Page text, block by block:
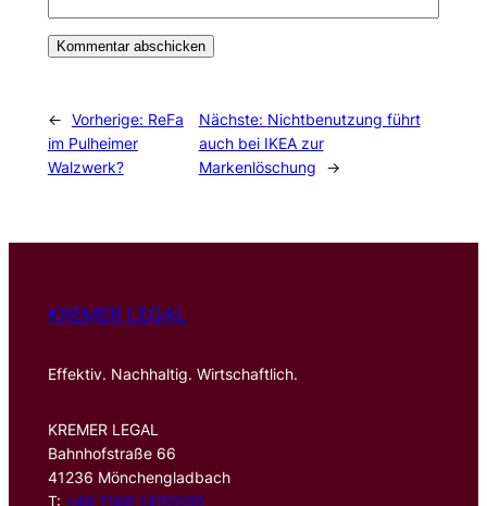
← Vorherige: ReFa
im Pulheimer
Walzwerk?
Nächste: Nichtbenutzung führt
auch bei IKEA zur
Markenlöschung
→
KREMER LEGAL
Effektiv. Nachhaltig. Wirtschaftlich.
KREMER LEGAL
Bahnhofstraße 66
41236 Mönchengladbach
T: +49 2166 1470500